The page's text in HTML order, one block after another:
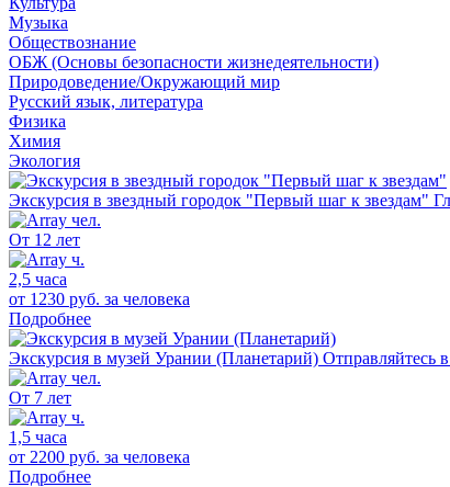
Музыка
Обществознание
ОБЖ (Основы безопасности жизнедеятельности)
Природоведение/Окружающий мир
Русский язык, литература
Физика
Химия
Экология
Экскурсия в звездный городок "Первый шаг к звездам"
От 12 лет
2,5 часа
от 1230 руб. за человека
Подробнее
Экскурсия в музей Урании (Планетарий) Отправляйтесь
От 7 лет
1,5 часа
от 2200 руб. за человека
Подробнее